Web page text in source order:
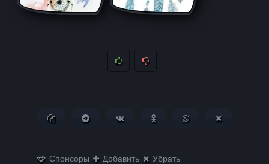
Копировать ссылкуПоделиться в Telegram
Поделиться ВКонтактеПоделиться в
Поделиться в
Спонсоры Добавить Убрать